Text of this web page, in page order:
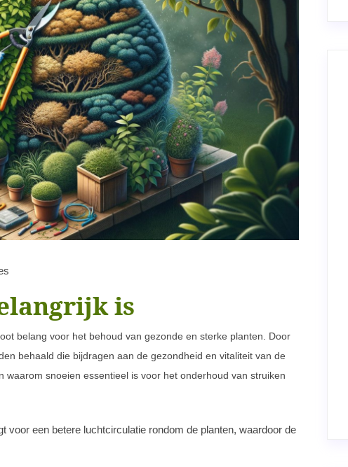
is
belang voor het behoud van gezonde en sterke planten. Door
behaald die bijdragen aan de gezondheid en vitaliteit van de
snoeien essentieel is voor het onderhoud van struiken
voor een betere luchtcirculatie rondom de planten, waardoor de